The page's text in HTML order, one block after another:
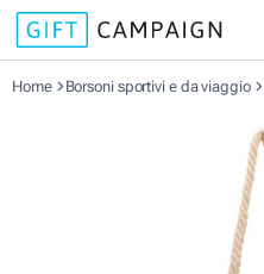
Home Borsoni sportivi e da viaggio